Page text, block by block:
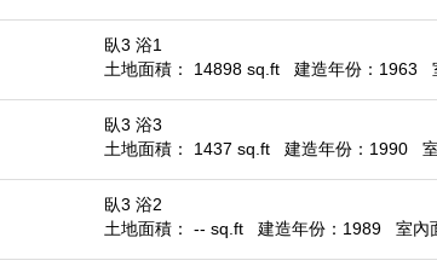
臥3 浴1
土地面積： 14898 sq.ft
建造年份：1963
臥3 浴3
土地面積： 1437 sq.ft
建造年份：1990
臥3 浴2
土地面積： -- sq.ft
建造年份：1989 室內